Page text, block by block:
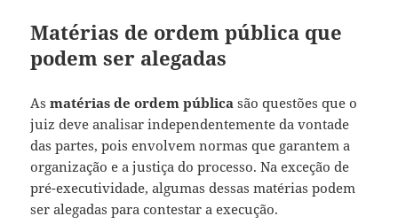
Matérias de ordem pública que
podem ser alegadas
Asmatérias de ordem pública são questões que o
juiz deve analisar independentemente da vontade
das partes, pois envolvem normas que garantem a
organização e a justiça do processo. Na exceção de
pré-executividade, algumas dessas matérias podem
ser alegadas para contestar a execução.